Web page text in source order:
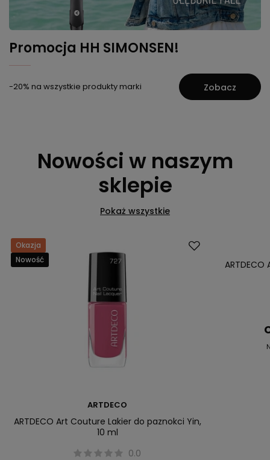
Promocja HH SIMONSEN!
-20% na wszystkie produkty marki Zobacz
Nowości w naszym
sklepie
Pokaż wszystkie
Okazja
Nowość
ARTDECO
ARTDECO Art Couture Lakier do paznokci Yin,
10 ml
0.0
Nowość